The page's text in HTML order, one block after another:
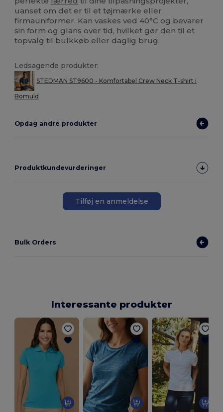
uanset om det er til et tøjmærke eller
firmauniformer. Kan vaskes ved 40°C og bevarer
sin form og glans over tid, hvilket gør den til et
topvalg til bulkkøb eller daglig brug.
Ledsagende produkter:
STEDMAN ST9600 - Komfortabel Crew Neck T-shirt i
Bomuld
Opdag andre produkter
Produktkundevurderinger
Tilføj en anmeldelse
Bulk Orders
Interessante produkter